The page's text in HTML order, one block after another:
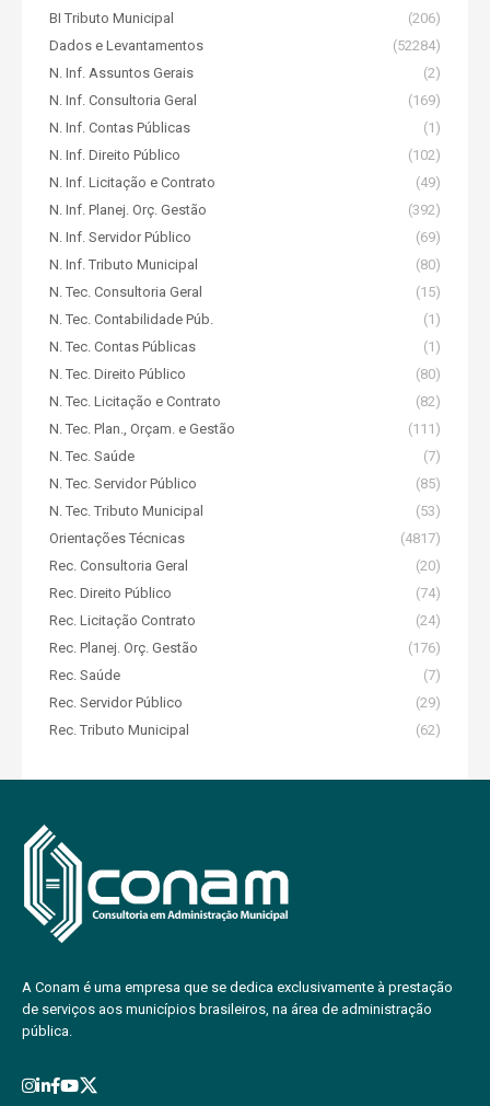
BI Tributo Municipal
(206)
Dados e Levantamentos
(52284)
N. Inf. Assuntos Gerais
(2)
N. Inf. Consultoria Geral
(169)
N. Inf. Contas Públicas
(1)
N. Inf. Direito Público
(102)
N. Inf. Licitação e Contrato
(49)
N. Inf. Planej. Orç. Gestão
(392)
N. Inf. Servidor Público
(69)
N. Inf. Tributo Municipal
(80)
N. Tec. Consultoria Geral
(15)
N. Tec. Contabilidade Púb.
(1)
N. Tec. Contas Públicas
(1)
N. Tec. Direito Público
(80)
N. Tec. Licitação e Contrato
(82)
N. Tec. Plan., Orçam. e Gestão
(111)
N. Tec. Saúde
(7)
N. Tec. Servidor Público
(85)
N. Tec. Tributo Municipal
(53)
Orientações Técnicas
(4817)
Rec. Consultoria Geral
(20)
Rec. Direito Público
(74)
Rec. Licitação Contrato
(24)
Rec. Planej. Orç. Gestão
(176)
Rec. Saúde
(7)
Rec. Servidor Público
(29)
Rec. Tributo Municipal
(62)
A Conam é uma empresa que se dedica exclusivamente à prestação
de serviços aos municípios brasileiros, na área de administração
pública.